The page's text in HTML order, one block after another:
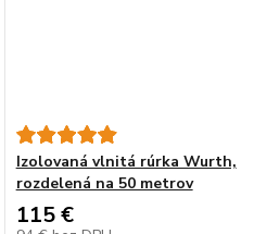
Izolovaná vlnitá rúrka Wurth,
rozdelená na 50 metrov
115 €